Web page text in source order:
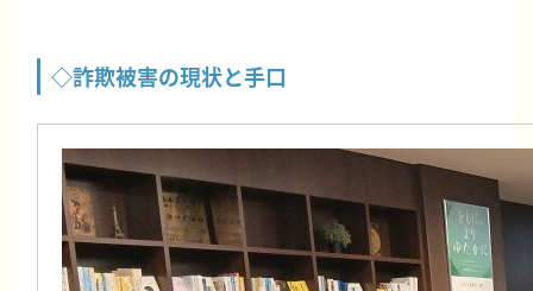
◇詐欺被害の現状と手口